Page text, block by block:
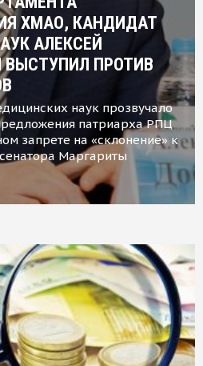
ХМАО, КАНДИДАТ
АЛЕКСЕЙ
ПРОТИВ
наук прозвучало
патриарха РПЦ
запрете на «склонение» к
Маргариты